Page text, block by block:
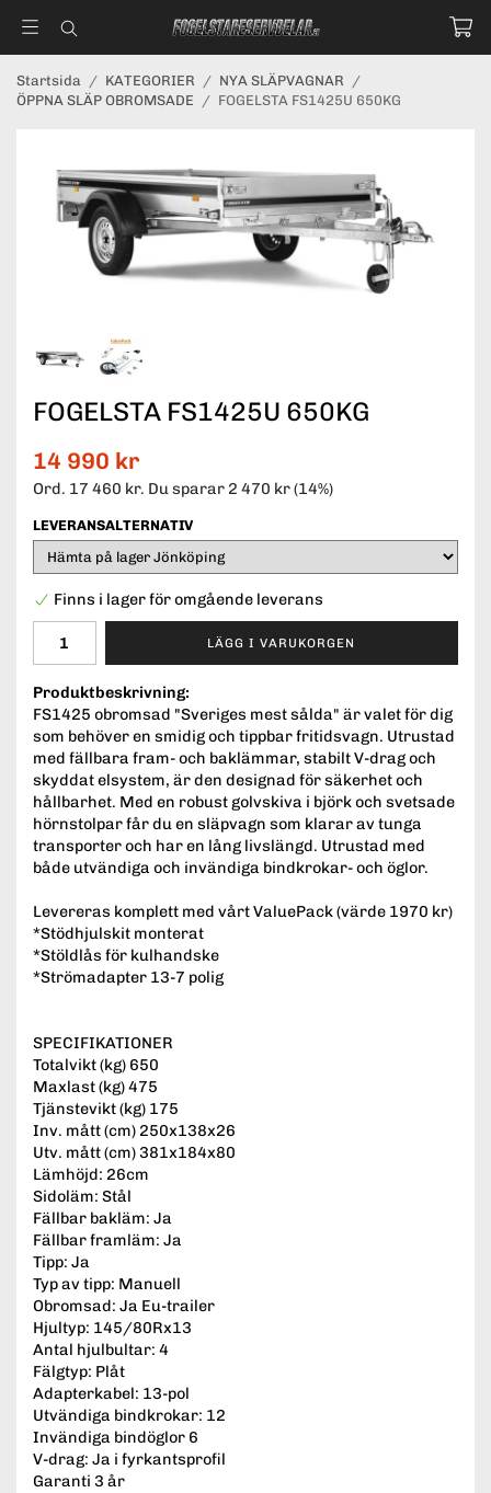
Startsida / KATEGORIER / NYA SLÄPVAGNAR /
ÖPPNA SLÄP OBROMSADE / FOGELSTA FS1425U 650KG
FOGELSTA FS1425U 650KG
14 990 kr
Ord. 17 460 kr. Du sparar 2 470 kr(14%)
LEVERANSALTERNATIV
Finns i lager för omgående leverans
LÄGG I VARUKORGEN
Produktbeskrivning:
FS1425 obromsad "Sveriges mest sålda" är valet för dig
som behöver en smidig och tippbar fritidsvagn. Utrustad
med fällbara fram- och baklämmar, stabilt V-drag och
skyddat elsystem, är den designad för säkerhet och
hållbarhet. Med en robust golvskiva i björk och svetsade
hörnstolpar får du en släpvagn som klarar av tunga
transporter och har en lång livslängd. Utrustad med
både utvändiga och invändiga bindkrokar- och öglor.
Levereras komplett med vårt ValuePack (värde 1970 kr)
*Stödhjulskit monterat
*Stöldlås för kulhandske
*Strömadapter 13-7 polig
SPECIFIKATIONER
Totalvikt (kg) 650
Maxlast (kg) 475
Tjänstevikt (kg) 175
Inv. mått (cm) 250x138x26
Utv. mått (cm) 381x184x80
Lämhöjd: 26cm
Sidoläm: Stål
Fällbar bakläm: Ja
Fällbar framläm: Ja
Tipp: Ja
Typ av tipp: Manuell
Obromsad: Ja Eu-trailer
Hjultyp: 145/80Rx13
Antal hjulbultar: 4
Fälgtyp: Plåt
Adapterkabel: 13-pol
Utvändiga bindkrokar: 12
Invändiga bindöglor 6
V-drag: Ja i fyrkantsprofil
Garanti 3 år